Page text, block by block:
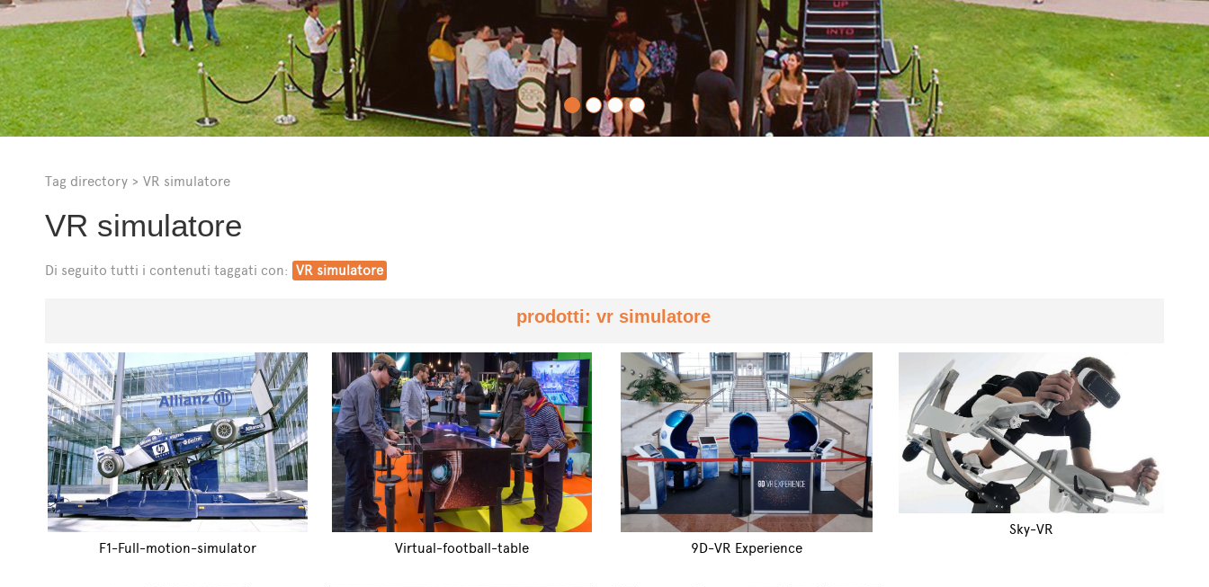
Tag directory > VR simulatore
VR simulatore
Di seguito tutti i contenuti taggati con: VR simulatore
prodotti: vr simulatore
F1-Full-motion-simulator Virtual-football-table 9D-VR Experience
Sky-VR